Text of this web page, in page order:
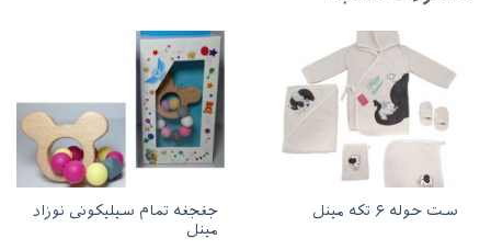
ست حوله ۶ تکه مینل
جغجغه تمام سیلیکونی نوزاد
مینل